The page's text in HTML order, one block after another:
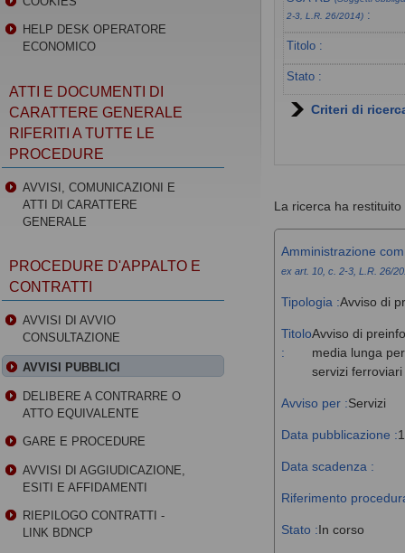
2-3, L.R. 26/2014) :
Titolo :
Stato :
Criteri di
La ricerca ha restituito
Amministrazione
ex art. 10, c. 2-3, L.R. 26/
Tipologia :Avviso di
Titolo
:
Avviso di
media lunga
servizi
Avviso per :Servizi
Data pubblicazione :
Data scadenza :
Riferimento
Stato :In corso
HELP DESK OPERATORE
ECONOMICO
ATTI E DOCUMENTI DI
CARATTERE GENERALE
RIFERITI A TUTTE LE
PROCEDURE
AVVISI, COMUNICAZIONI E
ATTI DI CARATTERE
GENERALE
PROCEDURE D'APPALTO E
CONTRATTI
AVVISI DI AVVIO
CONSULTAZIONE
AVVISI PUBBLICI
DELIBERE A CONTRARRE O
ATTO EQUIVALENTE
GARE E PROCEDURE
AVVISI DI AGGIUDICAZIONE,
ESITI E AFFIDAMENTI
RIEPILOGO CONTRATTI -
LINK BDNCP